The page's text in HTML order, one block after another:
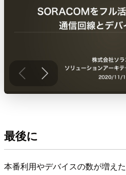
最後に
本番利用やデバイスの数が増え